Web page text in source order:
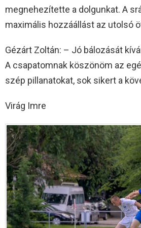
megnehezítette a dolgunkat. A
maximális hozzáállást az utolsó
Gézárt Zoltán: – Jó bálozását
A csapatomnak köszönöm az
szép pillanatokat, sok sikert a
Virág Imre